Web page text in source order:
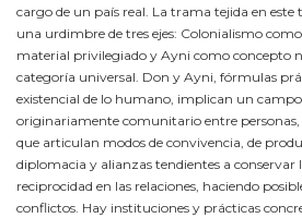
cargo de un país real. La trama tejida en este
una urdimbre de tres ejes: Colonialismo
material privilegiado y Ayni como concepto
categoría universal. Don y Ayni, fórmulas
existencial de lo humano, implican un campo
originariamente comunitario entre personas,
que articulan modos de convivencia, de
diplomacia y alianzas tendientes a conservar
reciprocidad en las relaciones, haciendo
conflictos. Hay instituciones y prácticas